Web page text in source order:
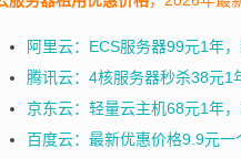
阿里云：ECS服务器99元1年
腾讯云：4核服务器秒杀38元
京东云：轻量云主机68元1年
百度云：最新优惠价格9.9元